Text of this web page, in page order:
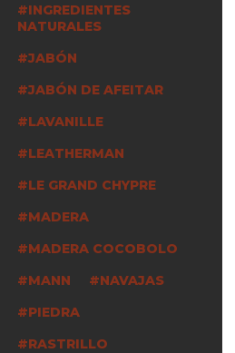
INGREDIENTES
NATURALES
JABÓN
JABÓN DE AFEITAR
LAVANILLE
LEATHERMAN
LE GRAND CHYPRE
MADERA
MADERA COCOBOLO
MANN
NAVAJAS
PIEDRA
RASTRILLO